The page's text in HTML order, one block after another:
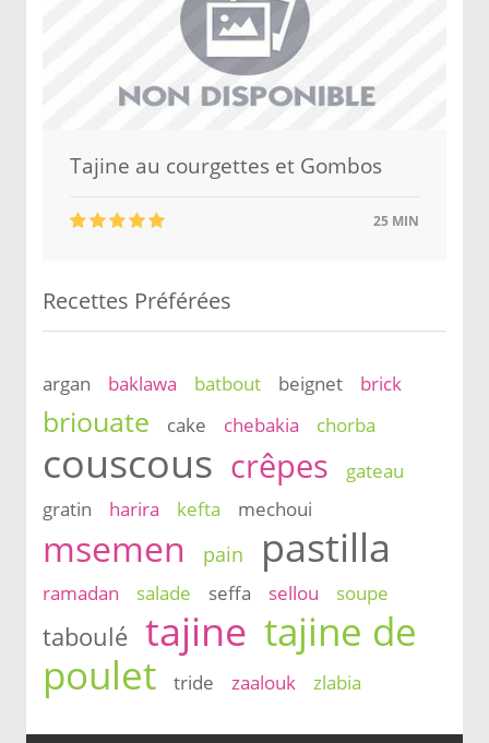
Tajine au courgettes et Gombos
25 MIN
Recettes Préférées
argan baklawa batbout beignet brick
briouate cake chebakia chorba
couscous crêpes
gateau
gratin
harira kefta mechoui
msemen pain pastilla
ramadan salade seffa sellou soupe
taboulé tajine tajine de
poulet
tride zaalouk zlabia